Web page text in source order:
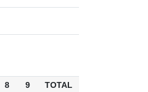
8 9
TOTAL